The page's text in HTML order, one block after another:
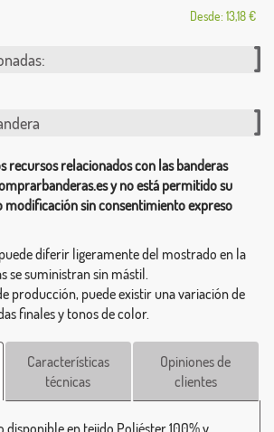
Desde: 13,18 €
recursos relacionados con las banderas
y no está permitido su
modificación sin consentimiento expreso
diferir ligeramente del mostrado en la
se suministran sin mástil.
producción, puede existir una variación de
finales y tonos de color.
Características
técnicas
Opiniones de
clientes
disponible en tejido Poliéster 100% y